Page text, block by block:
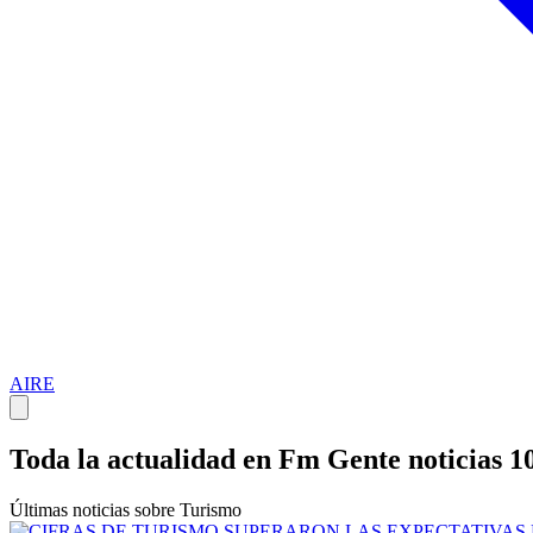
AIRE
Toda la actualidad en Fm Gente noticias
Últimas noticias sobre Turismo